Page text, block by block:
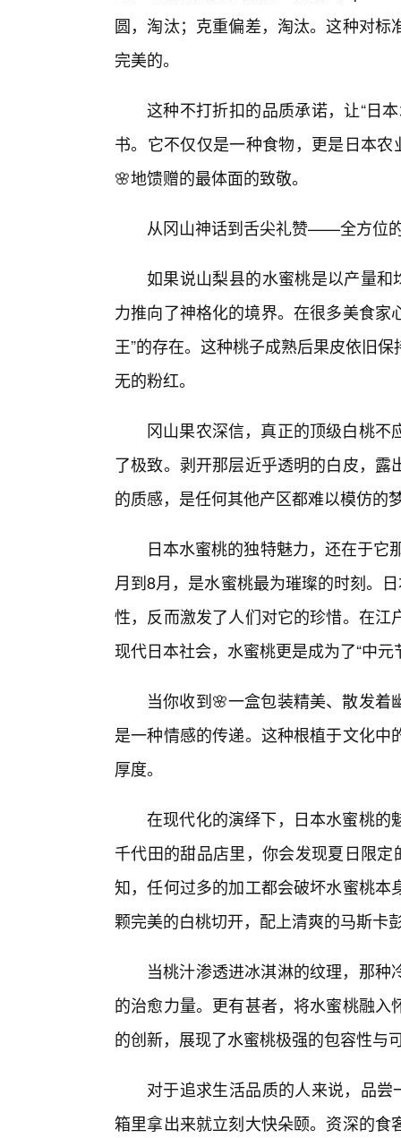
圆，淘汰；克重偏差，淘汰。这种对
完美的。
这种不打折扣的品质承诺，让“日
书。它不仅仅是一种食物，更是日本
🌸地馈赠的最体面的致敬。
从冈山神话到舌尖礼赞——全方位
如果说山梨县的水蜜桃是以产量和
力推向了神格化的境界。在很多美食家
王”的存在。这种桃子成熟后果皮依旧
无的粉红。
冈山果农深信，真正的顶级白桃
了极致。剥开那层近乎透明的白皮，
的质感，是任何其他产区都难以模仿的
日本水蜜桃的独特魅力，还在于它
月到8月，是水蜜桃最为璀璨的时刻。
性，反而激发了人们对它的珍惜。在
现代日本社会，水蜜桃更是成为了“中
当你收到🌸一盒包装精美、散发
是一种情感的传递。这种根植于文化
厚度。
在现代化的演绎下，日本水蜜桃的
千代田的甜品店里，你会发现夏日限
知，任何过多的加工都会破坏水蜜桃
颗完美的白桃切开，配上清爽的马斯卡
当桃汁渗透进冰淇淋的纹理，那
的治愈力量。更有甚者，将水蜜桃融
的创新，展现了水蜜桃极强的包容性与
对于追求生活品质的人来说，品尝
箱里拿出来就立刻大快朵颐。资深的